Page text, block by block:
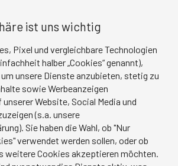
wir Ihre Anmeldung zu unserem
ist uns wichtig
Pixel und vergleichbare Technologien
halber „Cookies“ genannt),
unsere Dienste anzubieten, stetig zu
sowie Werbeanzeigen
Website, Social Media und
(s.a. unsere
Sie haben die Wahl, ob "Nur
verwendet werden sollen, oder ob
weitere Cookies akzeptieren möchten.